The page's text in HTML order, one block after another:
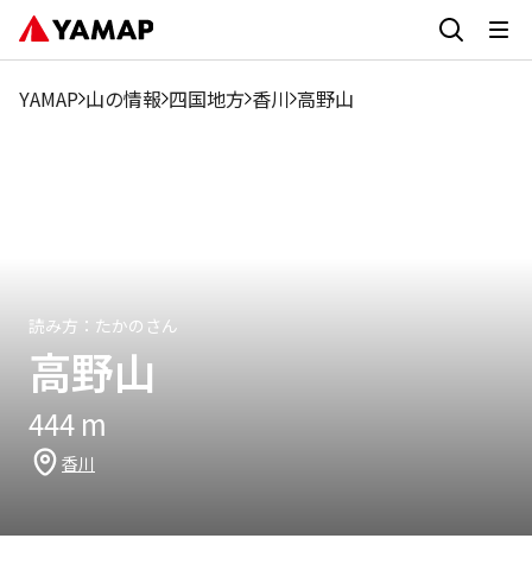
YAMAP 山の情報 四国地方 香川 高野山
読み方： たかのさん
高野山
444 m
香川
1月 2月 8月
9月